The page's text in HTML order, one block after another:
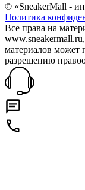
© «SneakerMall -
Политика
Все права на
материалов может
разрешению